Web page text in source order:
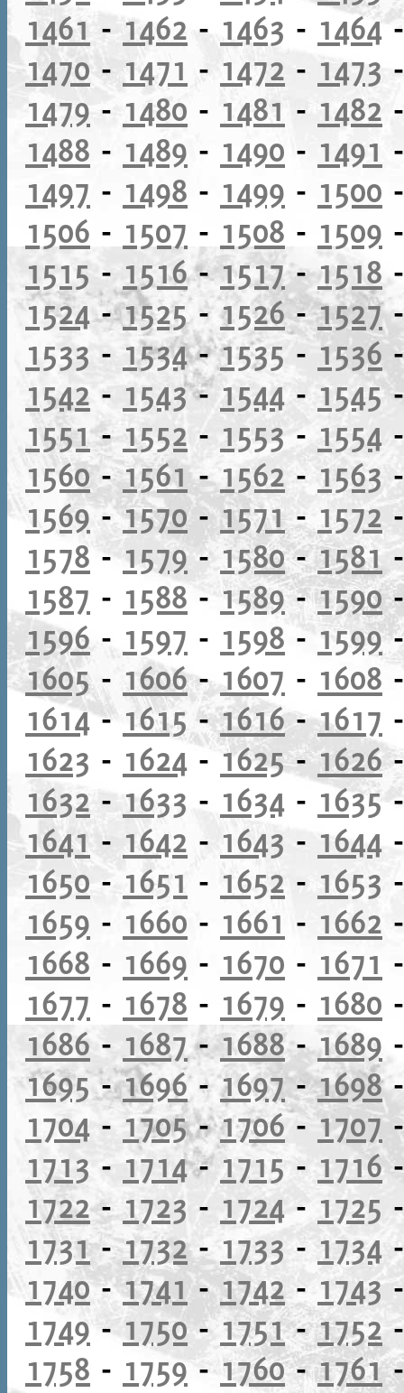
1461 -1462 - 1463 - 1464
1470- 1471 - 1472 - 1473
1479 - 1480 - 1481 - 1482
1488 - 1489 - 1490 - 1491
1497 - 1498 - 1499 - 1500
1506 - 1507 - 1508 - 1509
1515- 1516-1517-1518
1524-1525-1526-1527
1533 - 1534-1535 - 1536
1542 - 1543-1544- 1545
1551-1552 - 1553- 1554
1560-1561-1562-1563
1569-1570-1571- 1572
1578-1579- 1580-1581
1587 - 1588 -1589-1590
1596- 1597 - 1598 - 1599
1605- 1606-1607 - 1608
1614- 1615 -1616-1617
1623 - 1624 - 1625-1626
1632-1633 - 1634 - 1635
1641- 1642 - 1643 - 1644
1650- 1651 - 1652 - 1653
1659 - 1660 - 1661 - 1662
1668 - 1669 - 1670 - 1671
1677 - 1678 - 1679 - 1680
1686 - 1687-1688-1689
1695-1696-1697-1698
1704 - 1705-1706-1707
1713 - 1714- 1715- 1716
1722-1723 - 1724- 1725
1731-1732-1733- 1734
1740-1741-1742 -1743
1749-1750-1751-1752
1758 - 1759-1760-1761